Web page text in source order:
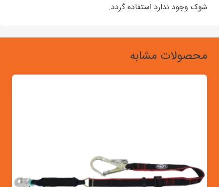
شوک وجود ندارد استفاده گردد.
محصولات مشابه